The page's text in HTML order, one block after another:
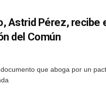
Astrid Pérez, recibe
del Común
que aboga por un